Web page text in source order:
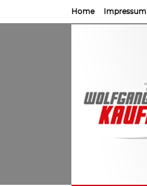
Home Impressum